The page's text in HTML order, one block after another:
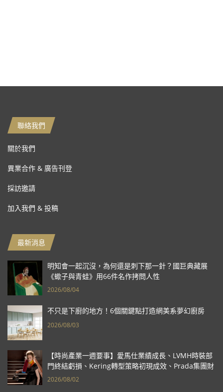
聯絡我們
關於我們
異業合作 & 廣告刊登
採訪邀請
加入我們 & 投稿
最新消息
明知會一起沉沒，為何還是刺下那一針？國巨典藏展
《蠍子與青蛙》用66件名作拷問人性
2026/08/04
不只是下廚的地方！6個關鍵點打造網美系夢幻廚房
2026/08/03
【時尚產業一週要事】愛馬仕業績成長、LVMH時裝部
門終結虧損、Kering轉型策略初現成效、Prada集團財
報亮眼
2026/08/02